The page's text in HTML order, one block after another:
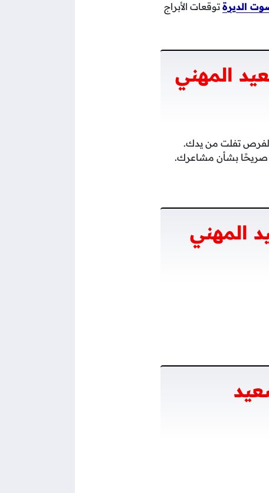
الديرة توقعات الأبراج
المهني
الفرص تفلت من يدك.
صريحًا بشأن مشاعرك.
المهني